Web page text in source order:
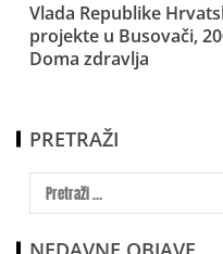
Vlada Republike
projekte u Busovači,
Doma zdravlja
PRETRAŽI